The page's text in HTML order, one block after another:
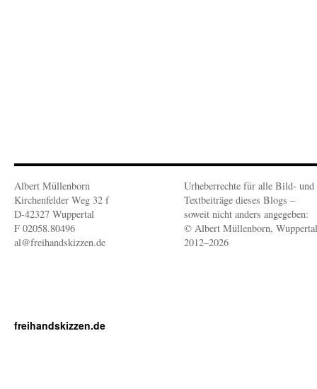
Albert Müllenborn
Kirchenfelder Weg 32 f
D-42327 Wuppertal
F 02058.80496
al@freihandskizzen.de
Urheberrechte für alle Bild- und
Textbeiträge dieses Blogs –
soweit nicht anders angegeben:
© Albert Müllenborn, Wuppertal
2012–2026
freihandskizzen.de